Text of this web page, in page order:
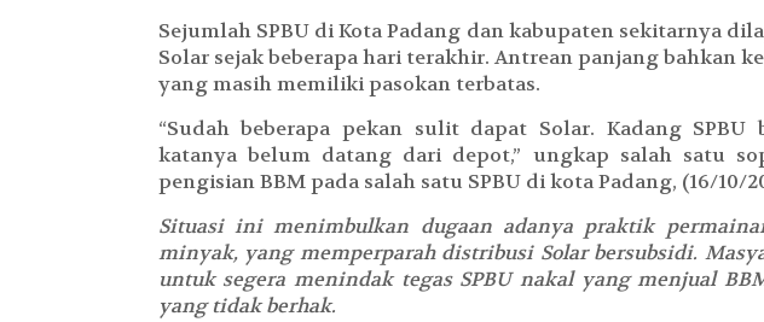
Sejumlah SPBU di Kota Padang dan kabupaten sekitarnya
Solar sejak beberapa hari terakhir. Antrean panjang bahkan
yang masih memiliki pasokan terbatas.
“Sudah beberapa pekan sulit dapat Solar. Kadang
katanya belum datang dari depot,” ungkap salah satu
pengisian BBM pada salah satu SPBU di kota Padang, (16/10/
Situasi ini menimbulkan dugaan adanya praktik
minyak, yang memperparah distribusi Solar bersubsidi.
untuk segera menindak tegas SPBU nakal yang menjual
yang tidak berhak.